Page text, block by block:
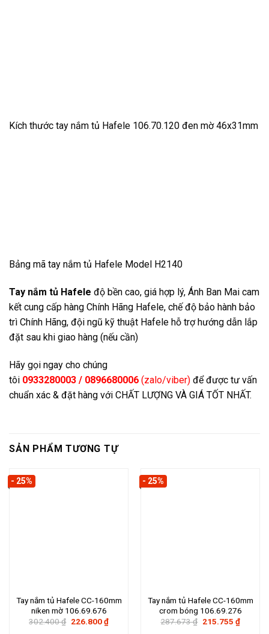
Kích thước tay nắm tủ Hafele 106.70.120 đen mờ 46x31mm
Bảng mã tay nắm tủ Hafele Model H2140
Tay nắm tủ Hafele độ bền cao, giá hợp lý, Ánh Ban Mai cam
kết cung cấp hàng Chính Hãng Hafele, chế độ bảo hành bảo
trì Chính Hãng, đội ngũ kỹ thuật Hafele hỗ trợ hướng dẫn lắp
đặt sau khi giao hàng (nếu cần)
Hãy gọi ngay cho chúng
tôi 0933280003 / 0896680006 (zalo/viber) để được tư vấn
chuẩn xác & đặt hàng với CHẤT LƯỢNG VÀ GIÁ TỐT NHẤT.
SẢN PHẨM TƯƠNG TỰ
- 25%
Tay nắm tủ Hafele CC-160mm
niken mờ 106.69.676
302.400₫ Giá
226.800₫Giá
hiện
- 25%
Tay nắm tủ Hafele CC-160mm
crom bóng 106.69.276
287.673₫ Giá
215.755 ₫Giá
hiện